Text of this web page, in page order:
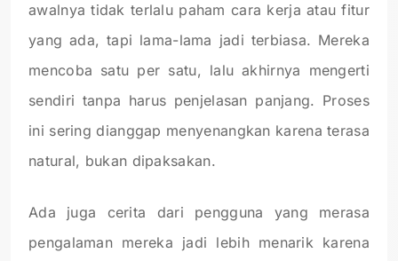
awalnya tidak terlalu paham cara kerja atau fitur
yang ada, tapi lama-lama jadi terbiasa. Mereka
mencoba satu per satu, lalu akhirnya mengerti
sendiri tanpa harus penjelasan panjang. Proses
ini sering dianggap menyenangkan karena terasa
natural, bukan dipaksakan.
Ada juga cerita dari pengguna yang merasa
pengalaman mereka jadi lebih menarik karena